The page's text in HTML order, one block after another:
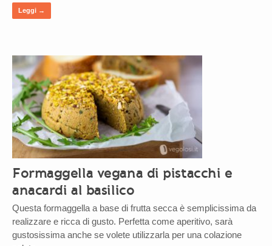
Leggi →
Formaggella vegana di pistacchi e
anacardi al basilico
Questa formaggella a base di frutta secca è semplicissima da
realizzare e ricca di gusto. Perfetta come aperitivo, sarà
gustosissima anche se volete utilizzarla per una colazione